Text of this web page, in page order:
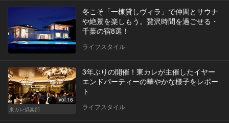
冬こそ「一棟貸しヴィラ」で仲間とサウナ
や絶景を楽しもう。贅沢時間を過ごせる・
千葉の宿8選！
ライフスタイル
Vol.16
東カレ倶楽部
3年ぶりの開催！東カレが主催したイヤー
エンドパーティーの華やかな様子をレポー
ト
ライフスタイル